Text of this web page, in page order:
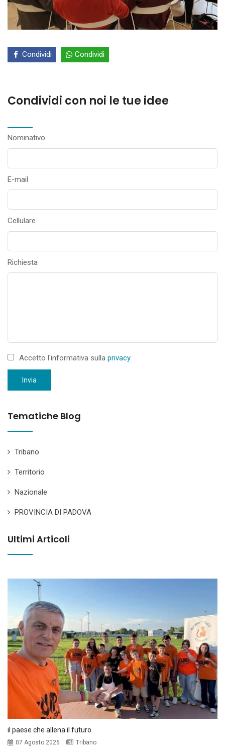
Condividi Condividi
Condividi con noi le tue idee
Nominativo
E-mail
Cellulare
Richiesta
Accetto l'informativa sulla privacy
Invia
Tematiche Blog
Tribano
Territorio
Nazionale
PROVINCIA DI PADOVA
Ultimi Articoli
il paese che allena il futuro
07 Agosto 2026 Tribano